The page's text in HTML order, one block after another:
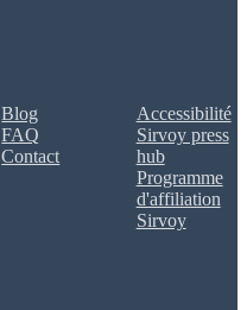
Blog
FAQ
Contact
Accessibilité
Sirvoy press
hub
Programme
d'affiliation
Sirvoy